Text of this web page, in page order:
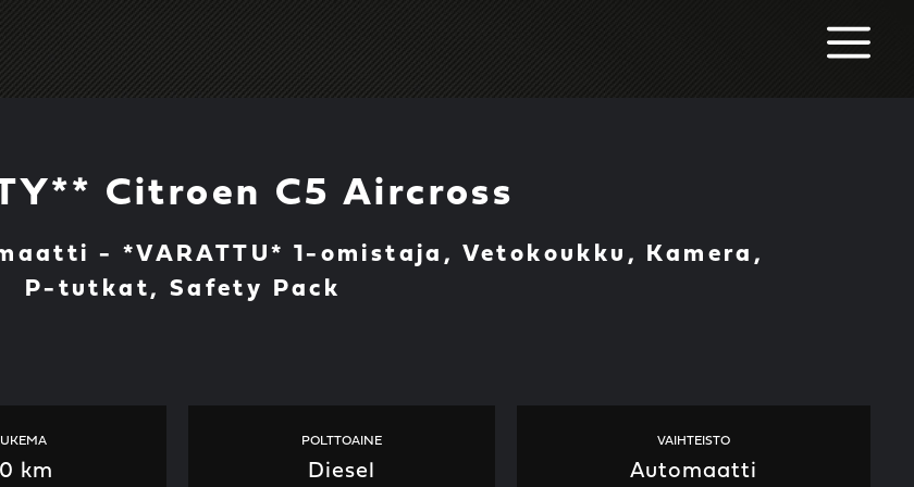
Citroen C5 Aircross
- *VARATTU* 1-omistaja, Vetokoukku, Kamera,
P-tutkat, Safety Pack
km
POLTTOAINE
Diesel
VAIHTEISTO
Automaatti